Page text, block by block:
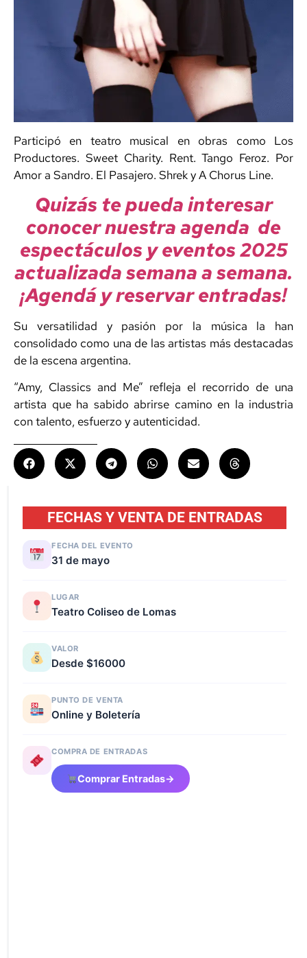
Participó en teatro musical en obras como Los
Productores. Sweet Charity. Rent. Tango Feroz. Por
Amor a Sandro. El Pasajero. Shrek y A Chorus Line.
Quizás te pueda interesar
conocer nuestra agenda de
espectáculos y eventos 2025
actualizada semana a semana.
¡Agendá y reservar entradas!
Su versatilidad y pasión por la música la han
consolidado como una de las artistas más destacadas
de la escena argentina.
“Amy, Classics and Me” refleja el recorrido de una
artista que ha sabido abrirse camino en la industria
con talento, esfuerzo y autenticidad.
FECHAS Y VENTA DE ENTRADAS
FECHA DEL EVENTO
31 de mayo
LUGAR
Teatro Coliseo de Lomas
VALOR
Desde $16000
PUNTO DE VENTA
Online y Boletería
COMPRA DE ENTRADAS
Comprar Entradas→